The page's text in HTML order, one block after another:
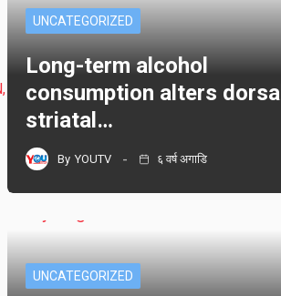
UNCATEGORIZED
Long-term alcohol
consumption alters dorsal
striatal…
By YOUTV ६ वर्ष अगाडि
UNCATEGORIZED